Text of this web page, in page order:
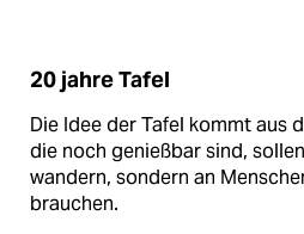
20 jahre Tafel
Die Idee der Tafel kommt aus
die noch genießbar sind,
wandern, sondern an
brauchen.